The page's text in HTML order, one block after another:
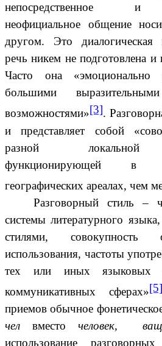
непосредственное и
неофициальное общение
другом. Это диалогическая
речь никем не подготовлена и
Часто она «эмоционально
большими
возможностями»[3].
и представляет собой
разной локальной
функционирующей в
географических ареалах, чем
Разговорный стиль –
системы литературного
стилями, совокупность
использования, частоты
тех или иных языковых
коммуникативных сферах»[5]
приемов обычное
челвместочеловек,
использование